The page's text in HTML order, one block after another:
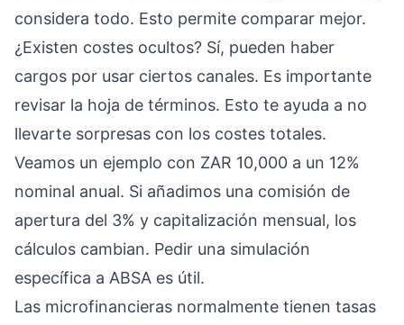
considera todo. Esto permite comparar mejor.
¿Existen costes ocultos? Sí, pueden haber
cargos por usar ciertos canales. Es importante
revisar la hoja de términos. Esto te ayuda a no
llevarte sorpresas con los costes totales.
Veamos un ejemplo con ZAR 10,000 a un 12%
nominal anual. Si añadimos una comisión de
apertura del 3% y capitalización mensual, los
cálculos cambian. Pedir una simulación
específica a ABSA es útil.
Las microfinancieras normalmente tienen tasas